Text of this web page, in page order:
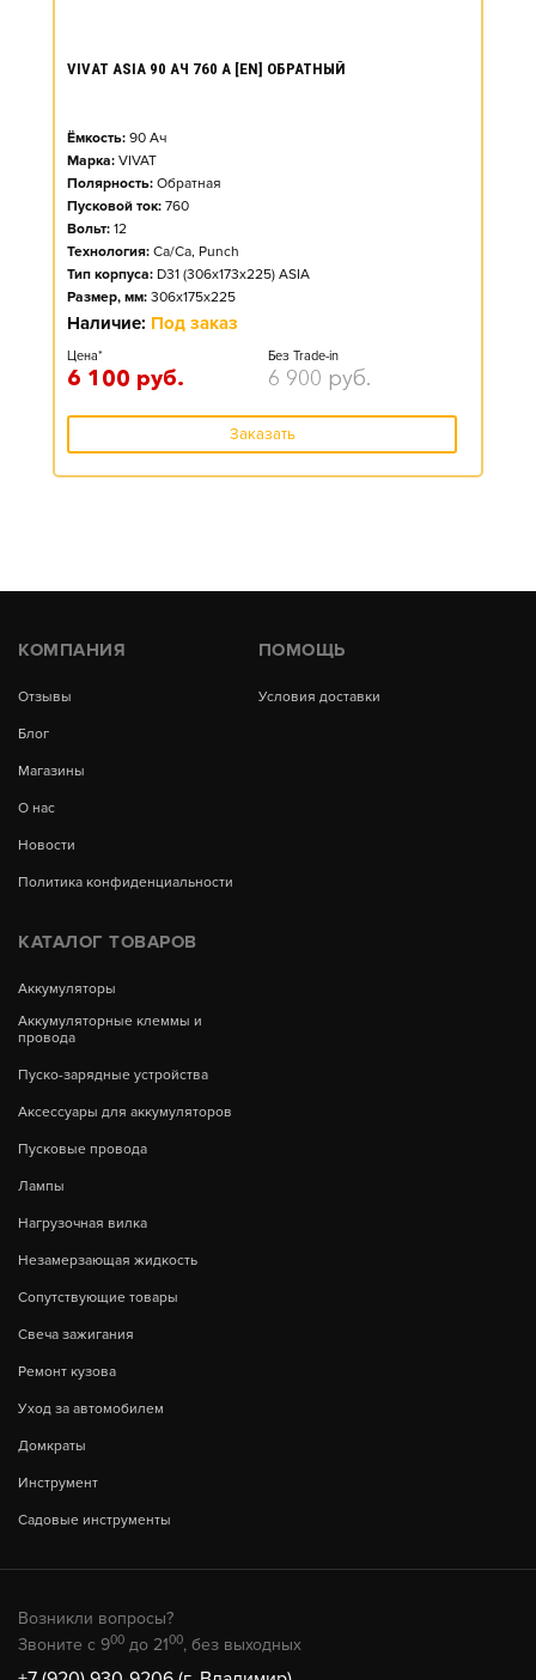
VIVAT ASIA 90 АЧ 760 А [EN] ОБРАТНЫЙ
Ёмкость: 90 Ач
Марка: VIVAT
Полярность: Обратная
Пусковой ток: 760
Вольт: 12
Технология: Ca/Ca, Punch
Тип корпуса: D31 (306x173x225) ASIA
Размер, мм: 306x175x225
Наличие: Под заказ
Цена*
6 100 руб.
Без Trade-in
6 900 руб.
Заказать
КОМПАНИЯ
Отзывы
Блог
Магазины
О нас
Новости
Политика конфиденциальности
ПОМОЩЬ
Условия доставки
КАТАЛОГ ТОВАРОВ
Аккумуляторы
Аккумуляторные клеммы и
провода
Пуско-зарядные устройства
Аксессуары для аккумуляторов
Пусковые провода
Лампы
Нагрузочная вилка
Незамерзающая жидкость
Сопутствующие товары
Свеча зажигания
Ремонт кузова
Уход за автомобилем
Домкраты
Инструмент
Садовые инструменты
Возникли вопросы?
Звоните с 900 до 2100, без выходных